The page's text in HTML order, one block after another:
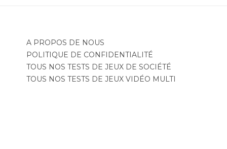
A PROPOS DE NOUS
POLITIQUE DE CONFIDENTIALITÉ
TOUS NOS TESTS DE JEUX DE SOCIÉTÉ
TOUS NOS TESTS DE JEUX VIDÉO MULTI